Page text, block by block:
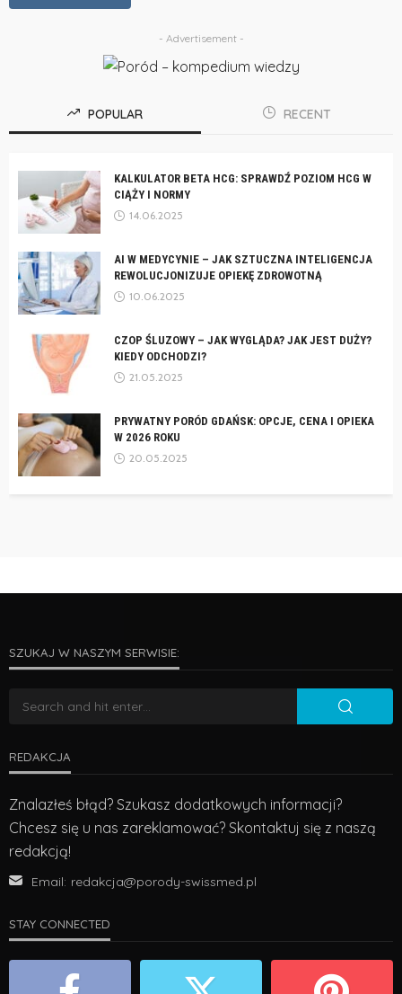
- Advertisement -
POPULAR RECENT
KALKULATOR BETA HCG: SPRAWDŹ POZIOM HCG W
CIĄŻY I NORMY
14.06.2025
AI W MEDYCYNIE – JAK SZTUCZNA INTELIGENCJA
REWOLUCJONIZUJE OPIEKĘ ZDROWOTNĄ
10.06.2025
CZOP ŚLUZOWY – JAK WYGLĄDA? JAK JEST DUŻY?
KIEDY ODCHODZI?
21.05.2025
PRYWATNY PORÓD GDAŃSK: OPCJE, CENA I OPIEKA
W 2026 ROKU
20.05.2025
SZUKAJ W NASZYM SERWISIE:
REDAKCJA
Znalazłeś błąd? Szukasz dodatkowych informacji?
Chcesz się u nas zareklamować? Skontaktuj się z naszą
redakcją!
Email: redakcja@porody-swissmed.pl
STAY CONNECTED